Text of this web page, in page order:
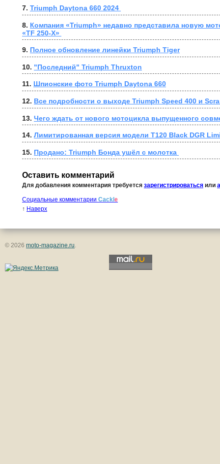
7. Triumph Daytona 660 2024
8. Компания «Triumph» недавно представила новую
«TF 250-X»
9. Полное обновление линейки Triumph Tiger
10. "Последний" Triumph Thruxton
11. Шпионские фото Triumph Daytona 660
12. Все подробности о выходе Triumph Speed 400 и
13. Чего ждать от нового мотоцикла выпущенного
14. Лимитированная версия модели T120 Black DGR
15. Продано: Triumph Бонда ушёл с молотка
Оставить комментарий
Для добавления комментария требуется зарегистрироваться или
Социальные комментарии Cackle
↑ Наверх
© 2026 moto-magazine.ru